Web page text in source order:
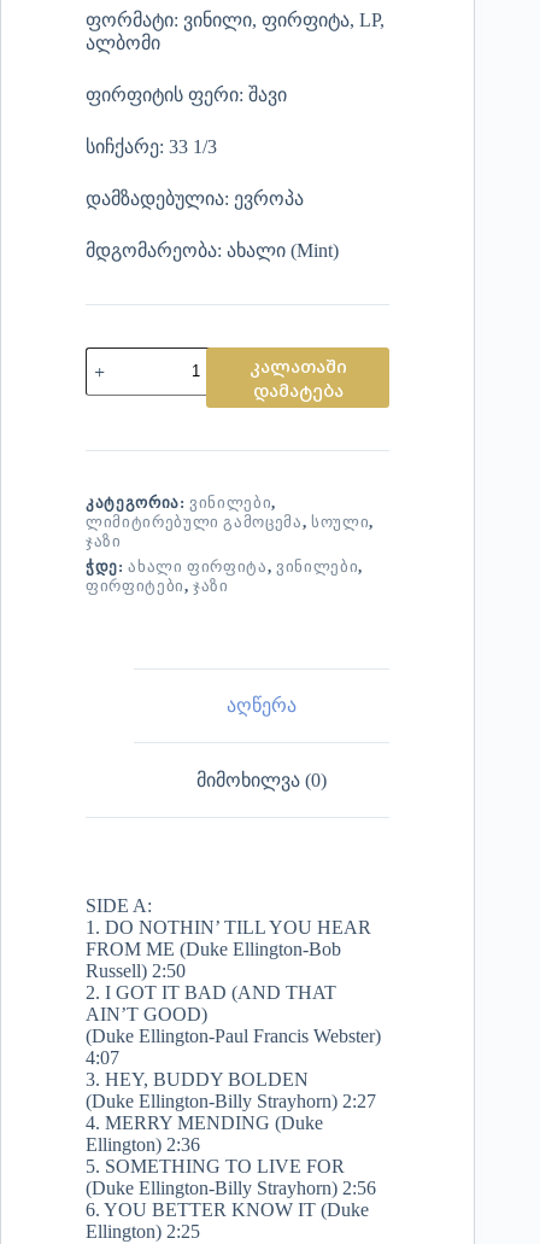
ფორმატი: ვინილი, ფირფიტა, LP,
ალბომი
ფირფიტის ფერი: შავი
სიჩქარე: 33 1/3
დამზადებულია: ევროპა
მდგომარეობა: ახალი (Mint)
კალათაში
დამატება
ᲙᲐᲢᲔᲒᲝᲠᲘᲐ: ᲕᲘᲜᲘᲚᲔᲑᲘ,
ᲚᲘᲛᲘᲢᲘᲠᲔᲑᲣᲚᲘ ᲒᲐᲛᲝᲪᲔᲛᲐ, ᲡᲝᲣᲚᲘ,
ᲯᲐᲖᲘ
ᲭᲓᲔ:ᲐᲮᲐᲚᲘ ᲤᲘᲠᲤᲘᲢᲐ, ᲕᲘᲜᲘᲚᲔᲑᲘ,
ᲤᲘᲠᲤᲘᲢᲔᲑᲘ,ᲯᲐᲖᲘ
აღწერა
მიმოხილვა (0)
SIDE A:
1. DO NOTHIN’ TILL YOU HEAR
FROM ME (Duke Ellington-Bob
Russell) 2:50
2. I GOT IT BAD (AND THAT
AIN’T GOOD)
(Duke Ellington-Paul Francis Webster)
4:07
3. HEY, BUDDY BOLDEN
(Duke Ellington-Billy Strayhorn) 2:27
4. MERRY MENDING (Duke
Ellington) 2:36
5. SOMETHING TO LIVE FOR
(Duke Ellington-Billy Strayhorn) 2:56
6. YOU BETTER KNOW IT (Duke
Ellington) 2:25